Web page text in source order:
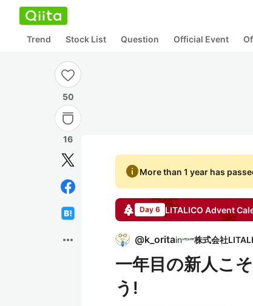
Trend Stock List Question Official Event
50
16
more_horiz
infoMore than 1 year has
Day 6 LITALICO Advent
@k_oritain
一年目の新人こ
う!